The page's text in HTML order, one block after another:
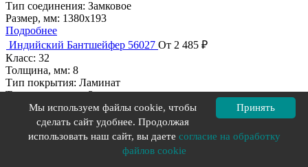
Тип соединения: Замковое
Размер, мм: 1380x193
Подробнее
Индийский Бантшейфер 56027 От 2 485 ₽
Класс: 32
Толщина, мм: 8
Тип покрытия: Ламинат
Тип соединения: Замковое
Размер, мм: 604 х 280
Подробнее
Шифер Эстрик белый 56019 От 2 485 ₽
Принять
Мы используем файлы cookie, чтобы
сделать сайт удобнее. Продолжая
использовать наш сайт, вы даете согласие на обработку
файлов cookie